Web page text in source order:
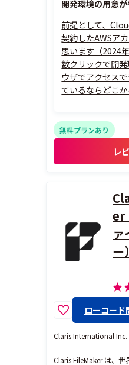
前提として、
契約したAWSア
思います（2024
数クリックで開
ウザでアクセス
ているならどこか
無料プランあり
レ
er
ァ
ー）
ローコード
Claris International Inc.
Claris FileMaker は、